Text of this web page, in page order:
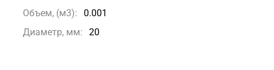
Объем, (м3):
0.001
Диаметр, мм:
20